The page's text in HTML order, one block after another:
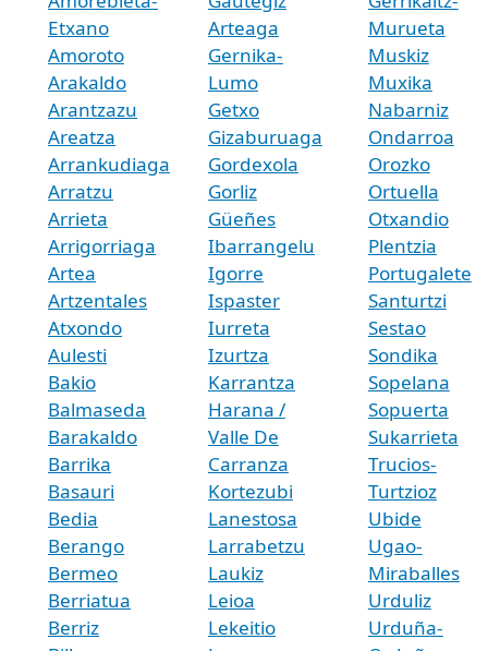
Etxano
Amoroto
Arakaldo
Arantzazu
Areatza
Arrankudiaga
Arratzu
Arrieta
Arrigorriaga
Artea
Artzentales
Atxondo
Aulesti
Bakio
Balmaseda
Barakaldo
Barrika
Basauri
Bedia
Berango
Bermeo
Berriatua
Berriz
Arteaga
Gernika-
Lumo
Getxo
Gizaburuaga
Gordexola
Gorliz
Güeñes
Ibarrangelu
Igorre
Ispaster
Iurreta
Izurtza
Karrantza
Harana /
Valle De
Carranza
Kortezubi
Lanestosa
Larrabetzu
Laukiz
Leioa
Lekeitio
Murueta
Muskiz
Muxika
Nabarniz
Ondarroa
Orozko
Ortuella
Otxandio
Plentzia
Portugalete
Santurtzi
Sestao
Sondika
Sopelana
Sopuerta
Sukarrieta
Trucios-
Turtzioz
Ubide
Ugao-
Miraballes
Urduliz
Urduña-